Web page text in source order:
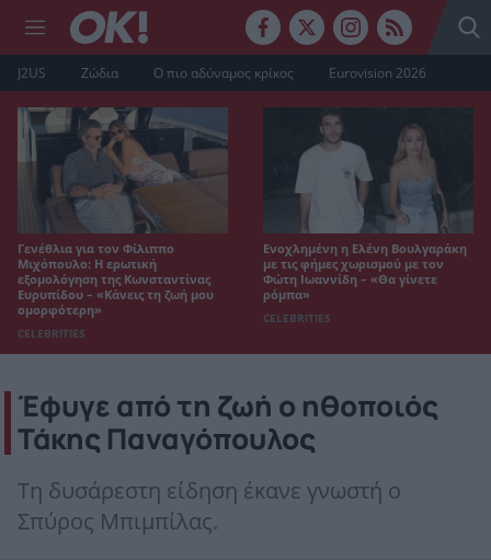
J2US Ζώδια Ο πιο αδύναμος κρίκος Eurovision 2026
Γενέθλια για τον Φίλιππο
Μιχόπουλο: Η ερωτική
εξομολόγηση της Κωνσταντίνας
Ευρυπίδου – «Κάνεις τη ζωή μου
ομορφότερη»
CELEBRITIES
Ενοχλημένη η Ελένη Βουλγαράκη
με τις φήμες χωρισμού με τον
Φώτη Ιωαννίδη – «Θα γίνετε
ρόμπα»
CELEBRITIES
Έφυγε από τη ζωή ο ηθοποιός
Τάκης Παναγόπουλος
Τη δυσάρεστη είδηση έκανε γνωστή ο
Σπύρος Μπιμπίλας.